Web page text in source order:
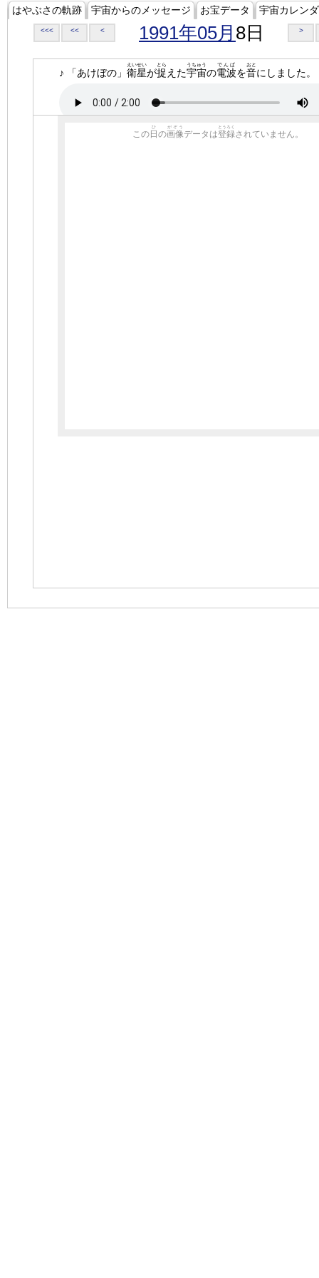
はやぶさの軌跡 宇宙からのメッセージ お宝データ 宇宙カレン
<<< << < 1991年05月 8日 >
♪ 「あけぼの」 衛星
えいせい
が捉
とら
えた宇宙
うちゅう
の電波
でんぱ
を音
おと
にしました。
この 日
ひ
の画像
がぞう
データは登録
とうろく
されていません。